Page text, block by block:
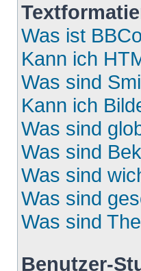
Was ist
Kann ich
Was sind
Kann ich
Was sind
Was sind
Was sind
Was sind
Was sind
Benutzer-